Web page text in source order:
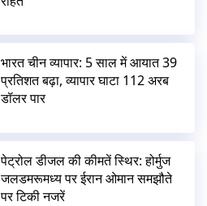
भारत चीन व्यापार: 5 साल में आयात 39
प्रतिशत बढ़ा, व्यापार घाटा 112 अरब
डॉलर पार
पेट्रोल डीजल की कीमतें स्थिर: होर्मुज
जलडमरूमध्य पर ईरान ओमान समझौते
पर टिकी नजरें